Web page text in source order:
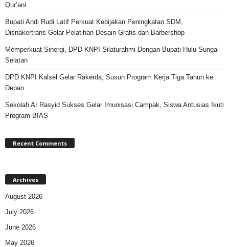
Qur’ani
Bupati Andi Rudi Latif Perkuat Kebijakan Peningkatan SDM,
Disnakertrans Gelar Pelatihan Desain Grafis dan Barbershop
Memperkuat Sinergi, DPD KNPI Silaturahmi Dengan Bupati Hulu Sungai
Selatan
DPD KNPI Kalsel Gelar Rakerda, Susun Program Kerja Tiga Tahun ke
Depan
Sekolah Ar Rasyid Sukses Gelar Imunisasi Campak, Siswa Antusias Ikuti
Program BIAS
Recent Comments
Archives
August 2026
July 2026
June 2026
May 2026